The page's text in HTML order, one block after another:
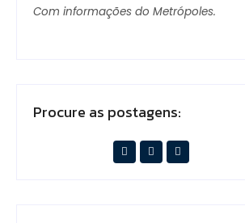
Com informações do Metrópoles.
Procure as postagens: